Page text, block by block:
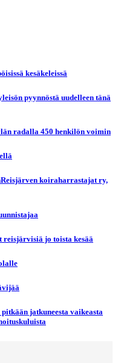
kesäkeleissä
pyynnöstä uudelleen tänä
radalla 450 henkilön voimin
koiraharrastajat ry,
reisjärvisiä jo toista kesää
jatkuneesta vaikeasta